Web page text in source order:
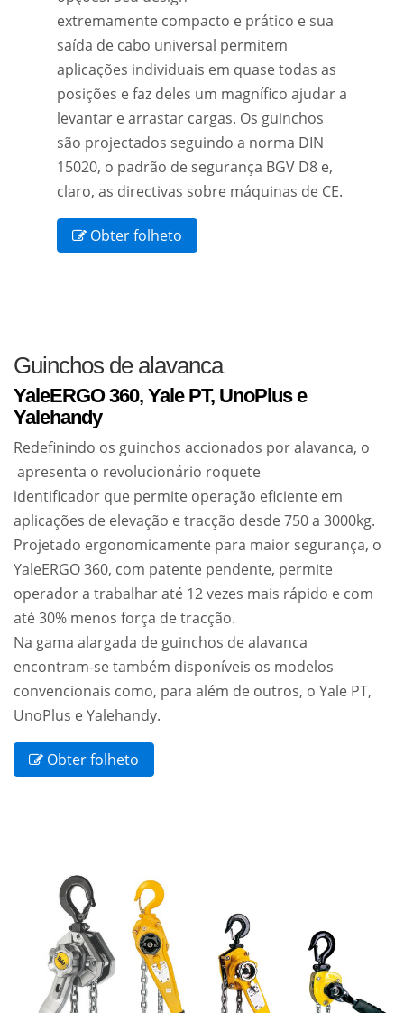
extremamente compacto e prático e sua
saída de cabo universal permitem
aplicações individuais em quase todas as
posições e faz deles um magnífico ajudar a
levantar e arrastar cargas. Os guinchos
são projectados seguindo a norma DIN
15020, o padrão de segurança BGV D8 e,
claro, as directivas sobre máquinas de CE.
Obter folheto
Guinchos de alavanca
YaleERGO 360, Yale PT, UnoPlus e
Yalehandy
Redefinindo os guinchos accionados por alavanca, o
apresenta o revolucionário roquete
identificador que permite operação eficiente em
aplicações de elevação e tracção desde 750 a 3000kg.
Projetado ergonomicamente para maior segurança, o
YaleERGO 360, com patente pendente, permite
operador a trabalhar até 12 vezes mais rápido e com
até 30% menos força de tracção.
Na gama alargada de guinchos de alavanca
encontram-se também disponíveis os modelos
convencionais como, para além de outros, o Yale PT,
UnoPlus e Yalehandy.
Obter folheto